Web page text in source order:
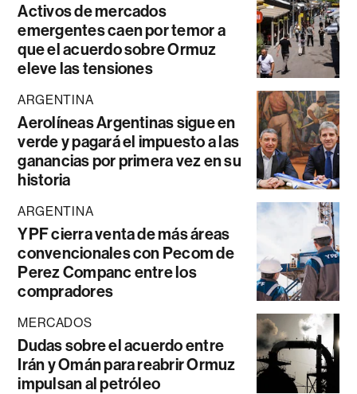
Activos de mercados
emergentes caen por temor a
que el acuerdo sobre Ormuz
eleve las tensiones
ARGENTINA
Aerolíneas Argentinas sigue en
verde y pagará el impuesto a las
ganancias por primera vez en su
historia
ARGENTINA
YPF cierra venta de más áreas
convencionales con Pecom de
Perez Companc entre los
compradores
MERCADOS
Dudas sobre el acuerdo entre
Irán y Omán para reabrir Ormuz
impulsan al petróleo